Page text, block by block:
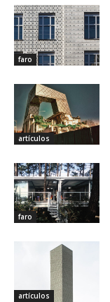
faro
artículos
faro
artículos